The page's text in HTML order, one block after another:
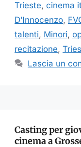
Trieste, cinema
D’Innocenzo,
talenti, Minori,
recitazione,
Lascia un
Casting per
cinema a